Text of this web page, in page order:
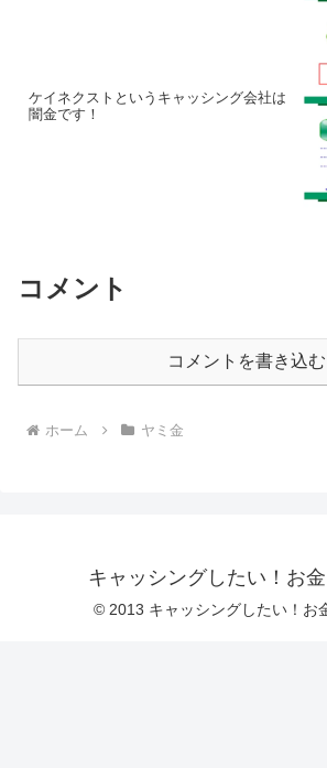
ケイネクストというキャッシング会社は
闇金です！
コメント
コメントを書き込む
ホーム ヤミ金
キャッシングしたい！お
© 2013 キャッシングしたい！お